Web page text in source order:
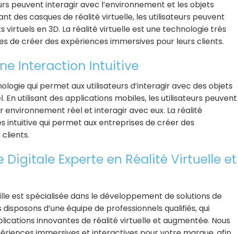
peuvent interagir avec l’environnement et les objets
des casques de réalité virtuelle, les utilisateurs peuvent
en 3D. La réalité virtuelle est une technologie très
de créer des expériences immersives pour leurs clients.
Interaction Intuitive
qui permet aux utilisateurs d’interagir avec des objets
En utilisant des applications mobiles, les utilisateurs peuvent
environnement réel et interagir avec eux. La réalité
intuitive qui permet aux entreprises de créer des
Digitale Experte en Réalité Virtuelle et
est spécialisée dans le développement de solutions de
d’une équipe de professionnels qualifiés, qui
innovantes de réalité virtuelle et augmentée. Nous